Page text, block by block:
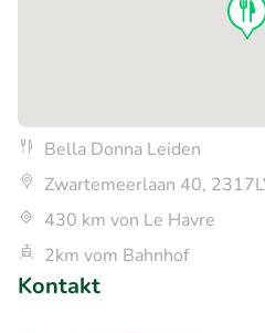
Bella Donna Leiden
Zwartemeerlaan 40,
430 km von Le Havre
2km vom Bahnhof
Kontakt